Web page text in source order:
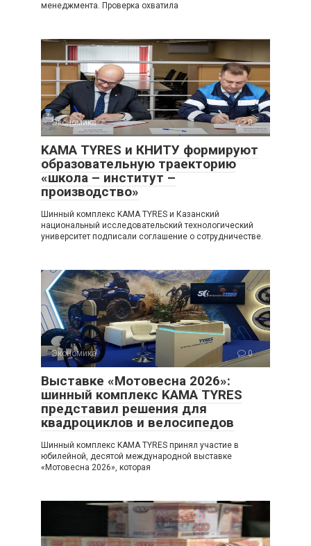
менеджмента. Проверка охватила
Экономика 0
KAMA TYRES и КНИТУ формируют
образовательную траекторию
«школа – институт –
производство»
Шинный комплекс KAMA TYRES и Казанский
национальный исследовательский технологический
университет подписали соглашение о сотрудничестве.
Экономика 0
Выставке «Мотовесна 2026»:
шинный комплекс KAMA TYRES
представил решения для
квадроциклов и велосипедов
Шинный комплекс KAMA TYRES принял участие в
юбилейной, десятой международной выставке
«Мотовесна 2026», которая